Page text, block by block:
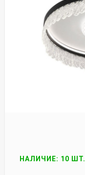
НАЛИЧИЕ: 10 ШТ.